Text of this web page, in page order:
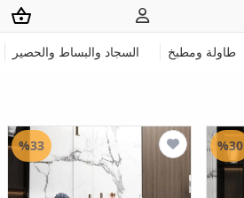
طاولة ومطبخ السجاد والبساط والحصير
%30
%33